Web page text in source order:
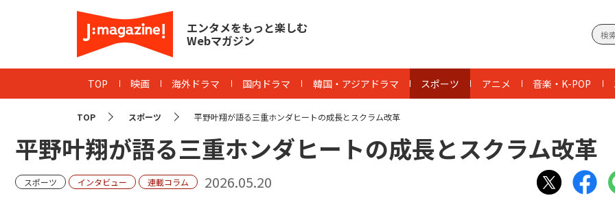
エンタメをもっと楽しむ
Webマガジン
TOP 映画 海外ドラマ 国内ドラマ 韓国・アジアドラマ スポーツ アニメ 音楽・K-POP
TOP スポーツ 平野叶翔が語る三重ホンダヒートの成長とスクラム改革
平野叶翔が語る三重ホンダヒートの成長とスクラム改革
スポーツ インタビュー 連載コラム 2026.05.20